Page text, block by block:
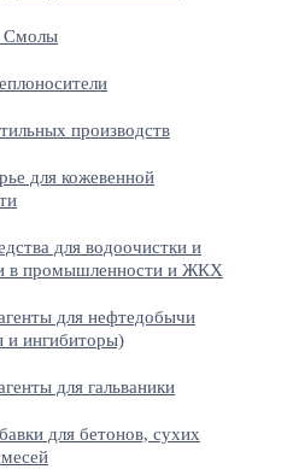
Смолы
производств
для кожевенной
для водоочистки и
в промышленности и ЖКХ
для нефтедобычи
и ингибиторы)
для гальваники
для бетонов, сухих